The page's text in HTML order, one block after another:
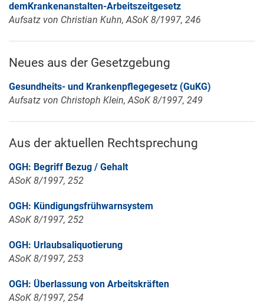
demKrankenanstalten-Arbeitszeitgesetz
Aufsatz von Christian Kuhn, ASoK 8/1997, 246
Neues aus der Gesetzgebung
Gesundheits- und Krankenpflegegesetz (GuKG)
Aufsatz von Christoph Klein, ASoK 8/1997, 249
Aus der aktuellen Rechtsprechung
OGH: Begriff Bezug / Gehalt
ASoK 8/1997, 252
OGH: Kündigungsfrühwarnsystem
ASoK 8/1997, 252
OGH: Urlaubsaliquotierung
ASoK 8/1997, 253
OGH: Überlassung von Arbeitskräften
ASoK 8/1997, 254